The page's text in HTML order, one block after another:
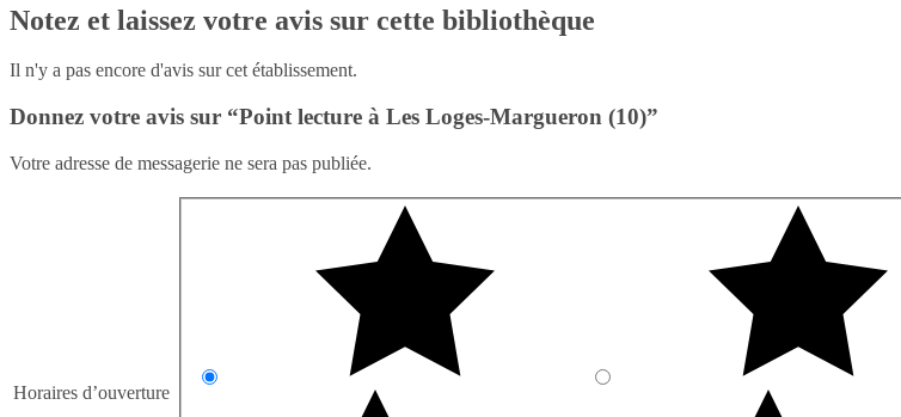
Notez et laissez votre avis sur cette bibliothèque
Il n'y a pas encore d'avis sur cet établissement.
Donnez votre avis sur “Point lecture à Les Loges-Margueron (10)”
Votre adresse de messagerie ne sera pas publiée.
Horaires d’ouverture